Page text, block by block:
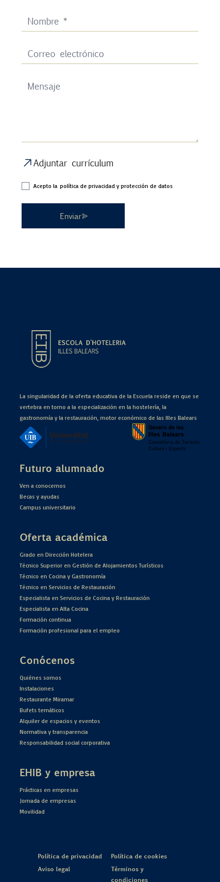
Adjuntar currículum
Acepto la política de privacidad y protección de datos
Enviar
La singularidad de la oferta educativa de la Escuela reside en que se
vertebra en torno a la especialización en la hostelería, la
gastronomía y la restauración, motor económico de las Illes Balears
Futuro alumnado
Ven a conocernos
Becas y ayudas
Campus universitario
Oferta académica
Grado en Dirección Hotelera
Técnico Superior en Gestión de Alojamientos Turísticos
Técnico en Cocina y Gastronomía
Técnico en Servicios de Restauración
Especialista en Servicios de Cocina y Restauración
Especialista en Alta Cocina
Formación continua
Formación profesional para el empleo
Conócenos
Quiénes somos
Instalaciones
Restaurante Miramar
Bufets temáticos
Alquiler de espacios y eventos
Normativa y transparencia
Responsabilidad social corporativa
EHIB y empresa
Prácticas en empresas
Jornada de empresas
Movilidad
Política de privacidad
Política de cookies
Aviso legal
Términos y
condiciones